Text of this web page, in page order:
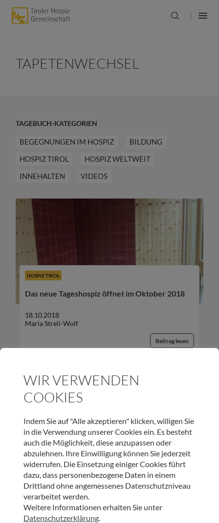
TAPETENWECHSEL
TAGEBUCH-KATEGORIEN
BEGEGNUNGEN IM HOSPIZ
BILDUNG
HOSPIZ TIROL
HOSPIZ WELTWEIT
INNEHALTEN
VIDEOS
HOSPIZ TIROL
Das neue Tageshospiz öffnet im Oktober 2018
18.10.2018
Maria Streli-Wolf
Beitrag lesen
ANMELDEN
INFORMATIONEN
WIR VERWENDEN
COOKIES
Indem Sie auf "Alle akzeptieren" klicken, willigen Sie
in die Verwendung unserer Cookies ein. Es besteht
auch die Möglichkeit, diese anzupassen oder
abzulehnen. Ihre Einwilligung können Sie jederzeit
widerrufen. Die Einsetzung einiger Cookies führt
dazu, dass personenbezogene Daten in einem
Drittland ohne angemessenes Datenschutzniveau
verarbeitet werden.
Weitere Informationen erhalten Sie unter
Datenschutzerklärung.